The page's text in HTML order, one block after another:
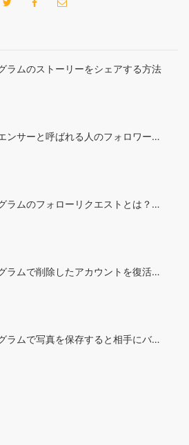
ラムのストーリーをシェアする方法
ンサーと呼ばれる人のフォロワー…
ラムのフォローリクエストとは？…
ラムで削除したアカウントを復活…
ラムで写真を保存すると相手にバ…